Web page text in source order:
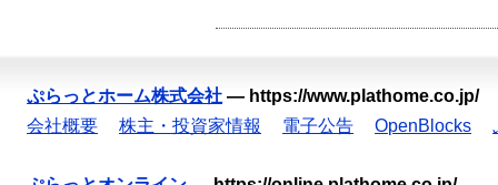
ぷらっとホーム株式会社 — https://www.plathome.co.jp/
会社概要
株主・投資家情報 電子公告 OpenBlocks